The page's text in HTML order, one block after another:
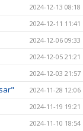
2024-12-13 08:18
2024-12-11 11:41
2024-12-06 09:33
2024-12-05 21:21
2024-12-03 21:57
2024-11-28 12:06
2024-11-19 19:21
2024-11-10 18:54